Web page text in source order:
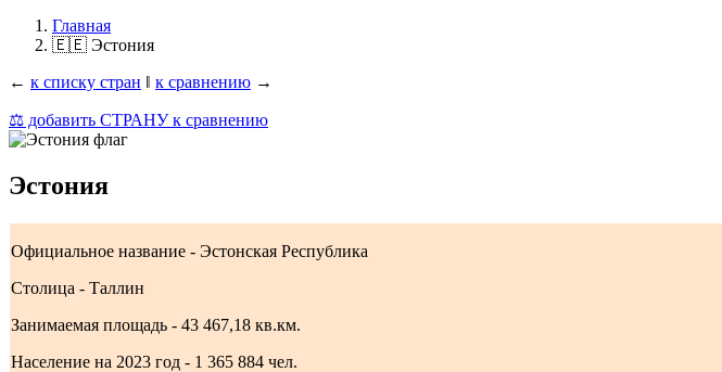
Главная
🇪🇪 Эстония
← к списку стран ‖ к сравнению →
⚖️ добавить СТРАНУ к сравнению
Эстония
Официальное название - Эстонская Республика
Столица - Таллин
Занимаемая площадь - 43 467,18 кв.км.
Население на 2023 год - 1 365 884 чел.